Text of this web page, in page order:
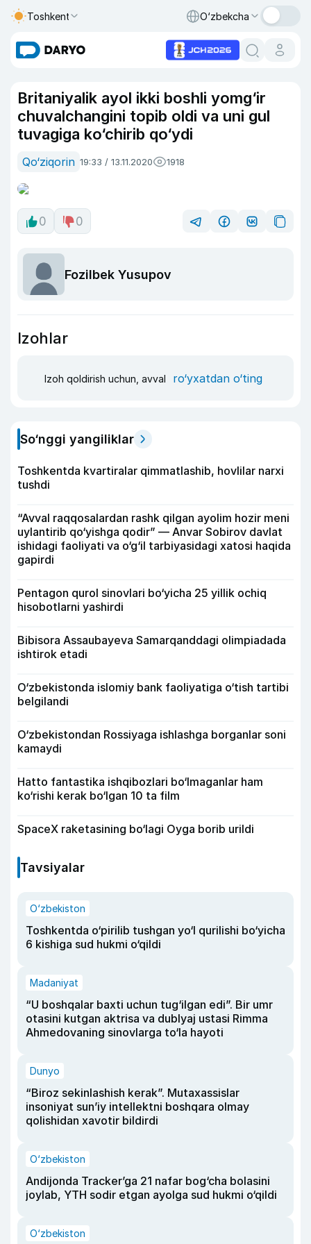
Toshkent O‘zbekcha
Britaniyalik ayol ikki boshli yomg‘ir
chuvalchangini topib oldi va uni gul
tuvagiga ko‘chirib qo‘ydi
Qo‘ziqorin 19:33 / 13.11.2020 1918
0 0
Fozilbek Yusupov
Izohlar
Izoh qoldirish uchun, avval ro‘yxatdan o‘ting
So‘nggi yangiliklar
Toshkentda kvartiralar qimmatlashib, hovlilar narxi
tushdi
“Avval raqqosalardan rashk qilgan ayolim hozir meni
uylantirib qo‘yishga qodir” — Anvar Sobirov davlat
ishidagi faoliyati va o‘g‘il tarbiyasidagi xatosi haqida
gapirdi
Pentagon qurol sinovlari bo‘yicha 25 yillik ochiq
hisobotlarni yashirdi
Bibisora Assaubayeva Samarqanddagi olimpiadada
ishtirok etadi
O‘zbekistonda islomiy bank faoliyatiga o‘tish tartibi
belgilandi
O‘zbekistondan Rossiyaga ishlashga borganlar soni
kamaydi
Hatto fantastika ishqibozlari bo‘lmaganlar ham
ko‘rishi kerak bo‘lgan 10 ta film
SpaceX raketasining bo‘lagi Oyga borib urildi
Tavsiyalar
O‘zbekiston
Toshkentda o‘pirilib tushgan yo‘l qurilishi bo‘yicha
6 kishiga sud hukmi o‘qildi
Madaniyat
“U boshqalar baxti uchun tug‘ilgan edi”. Bir umr
otasini kutgan aktrisa va dublyaj ustasi Rimma
Ahmedovaning sinovlarga to‘la hayoti
Dunyo
“Biroz sekinlashish kerak”. Mutaxassislar
insoniyat sun’iy intellektni boshqara olmay
qolishidan xavotir bildirdi
O‘zbekiston
Andijonda Tracker’ga 21 nafar bog‘cha bolasini
joylab, YTH sodir etgan ayolga sud hukmi o‘qildi
O‘zbekiston